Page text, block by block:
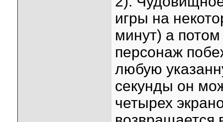
игры на
минут) а
персонаж
любую
секунды он
четырех